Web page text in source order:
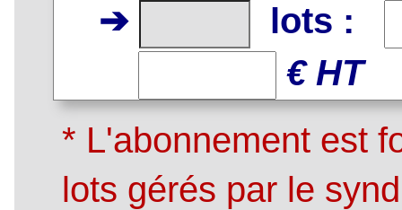
➔
lots :
€ HT
* L'abonnement est
lots gérés par le